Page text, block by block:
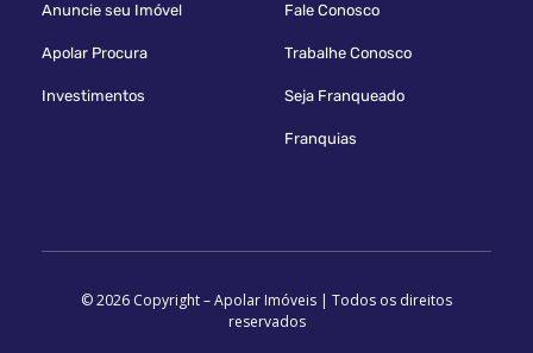
Anuncie seu Imóvel
Apolar Procura
Investimentos
Fale Conosco
Trabalhe Conosco
Seja Franqueado
Franquias
© 2026 Copyright – Apolar Imóveis | Todos os direitos
reservados